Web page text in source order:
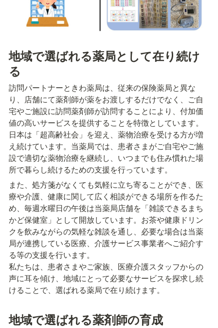
地域で選ばれる薬局として在り続け
る
訪問パートナーときわ薬局は、従来の保険薬局と異な
り、店舗にて薬剤師が薬をお渡しするだけでなく、ご自
宅やご施設に訪問薬剤師が訪問することにより、付加価
値の高いサービスを提供することを特徴としています。
日本は「超高齢社会」を迎え、薬物治療を受ける方が増
え続けています。当薬局では、患者さまがご自宅やご施
設で適切な薬物治療を継続し、いつまでも住み慣れた場
所で暮らし続けるための支援を行っています。
また、処方箋がなくても気軽に立ち寄ることができ、医
療や介護、健康に関して広く相談ができる場所を作るた
め、毎週水曜日の午後は当薬局店舗を「雑談できるまち
かど保健室」として開放しています。お茶や健康ドリン
クを飲みながらの気軽な雑談を通し、必要な場合は当薬
局が連携している医療、介護サービス事業者へご紹介す
る等の支援を行います。
私たちは、患者さまやご家族、医療介護スタッフからの
声に耳を傾け、地域にとって必要なサービスを探求し続
けることで、選ばれる薬局で在り続けます。
地域で選ばれる薬剤師の育成